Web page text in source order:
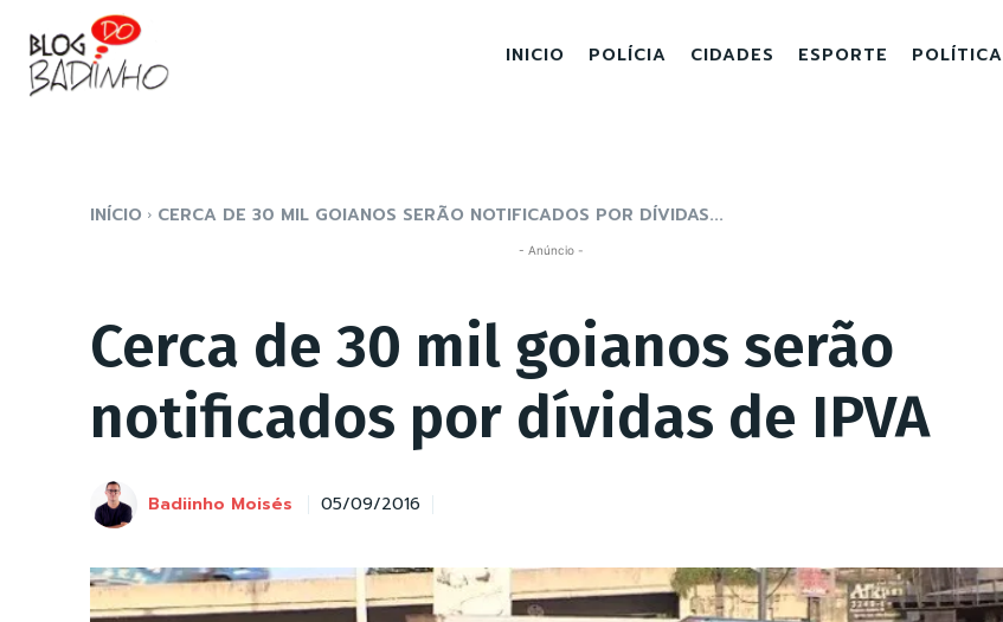
INICIO POLÍCIA CIDADES ESPORTE POLÍTICA
INÍCIO CERCA DE 30 MIL GOIANOS SERÃO NOTIFICADOS POR DÍVIDAS...
- Anúncio -
Cerca de 30 mil goianos serão
notificados por dívidas de IPVA
Badiinho Moisés 05/09/2016